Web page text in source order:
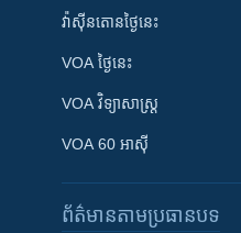
វ៉ាស៊ីនតោន​ថ្ងៃ​នេះ
VOA ថ្ងៃនេះ
VOA ​វិទ្យាសាស្ត្រ
VOA 60 អាស៊ី
ព័ត៌មាន​តាមប្រធានបទ​